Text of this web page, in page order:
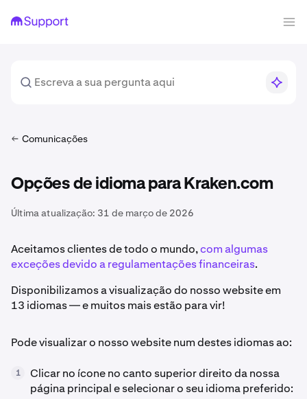
Comunicações
Opções de idioma para Kraken.com
Última atualização: 31 de março de 2026
Aceitamos clientes de todo o mundo,com algumas
exceções devido a regulamentações financeiras.
Disponibilizamos a visualização do nosso website em
13 idiomas — e muitos mais estão para vir!
Pode visualizar o nosso website num destes idiomas ao:
1
Clicar no ícone no canto superior direito da nossa
página principal e selecionar o seu idioma preferido: